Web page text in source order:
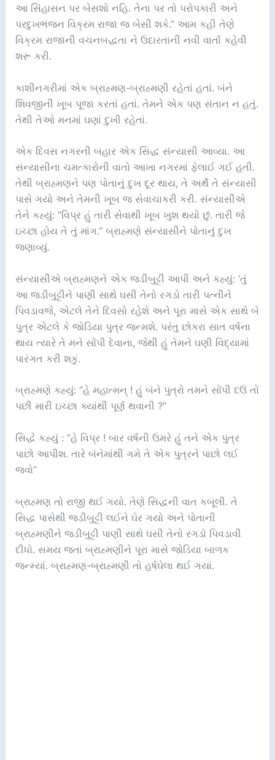
આ સિંહાસન પર બેસશો નહિ. તેના પર તો પરોપકારી અને
પરદુખભંજન વિક્રમ રાજા જ બેસી શકે.” આમ કહી તેણે
વિક્રમ રાજાની વચનબદ્ધતા ને ઉદારતાની નવી વાર્તા કહેવી
શરૂ કરી.
કાશીનગરીમાં એક બ્રાહ્મણ-બ્રાહ્મણી રહેતાં હતાં. બંને
શિવજીની ખૂબ પૂજા કરતાં હતાં. તેમને એક પણ સંતાન ન હતું.
તેથી તેઓ મનમાં ઘણાં દુખી રહેતાં.
એક દિવસ નગરની બહાર એક સિદ્ધ સંન્યાસી આવ્યા. આ
સંન્યાસીના ચમત્કારોની વાતો આખા નગરમાં ફેલાઈ ગઈ હતી.
તેથી બ્રાહ્મણને પણ પોતાનું દુખ દૂર થાય, તે અર્થે તે સંન્યાસી
પાસે ગયો અને તેમની ખૂબ જ સેવાચાકરી કરી. સંન્યાસીએ
તેને કહ્યું: “વિપ્ર હું તારી સેવાથી ખૂબ ખુશ થયો છું. તારી જે
ઇચ્છા હોય તે તું માંગ.” બ્રાહ્મણે સંન્યાસીને પોતાનું દુખ
જણાવ્યું.
સંન્યાસીએ બ્રાહ્મણને એક જડીબુટ્ટી આપી અને કહ્યું: ‘તું
આ જડીબુટ્ટીને પાણી સાથે ઘસી તેનો રગડો તારી પત્નીને
પિવડાવજે, એટલે તેને દિવસો રહેશે અને પૂરા માસે એક સાથે બે
પુત્ર એટલે કે જોડિયા પુત્ર જન્મશે. પરંતુ છોકરા સાત વર્ષના
થાય ત્યારે તે મને સોંપી દેવાના, જેથી હું તેમને ઘણી વિદ્યામાં
પારંગત કરી શકું.
બ્રાહ્મણે કહ્યું: “હે મહાત્મન્ ! હું બંને પુત્રો તમને સોંપી દઉં તો
પછી મારી ઇચ્છા ક્યાંથી પૂર્ણ થવાની ?”
સિદ્ધે કહ્યું : “હે વિપ્ર ! બાર વર્ષની ઉમરે હું તને એક પુત્ર
પાછો આપીશ. તારે બંનેમાંથી ગમે તે એક પુત્રને પાછો લઈ
જવો”
બ્રાહ્મણ તો રાજી થઈ ગયો. તેણે સિદ્ધની વાત કબૂલી. તે
સિદ્ધ પાસેથી જડીબુટ્ટી લઈને ઘેર ગયો અને પોતાની
બ્રાહ્મણીને જડીબુટ્ટી પાણી સાથે ઘસી તેનો રગડો પિવડાવી
દીધો. સમય જતાં બ્રાહ્મણીને પૂરા માસે જોડિયા બાળક
જન્મ્યાં. બ્રાહ્મણ-બ્રાહ્મણી તો હર્ષઘેલા થઈ ગયાં.